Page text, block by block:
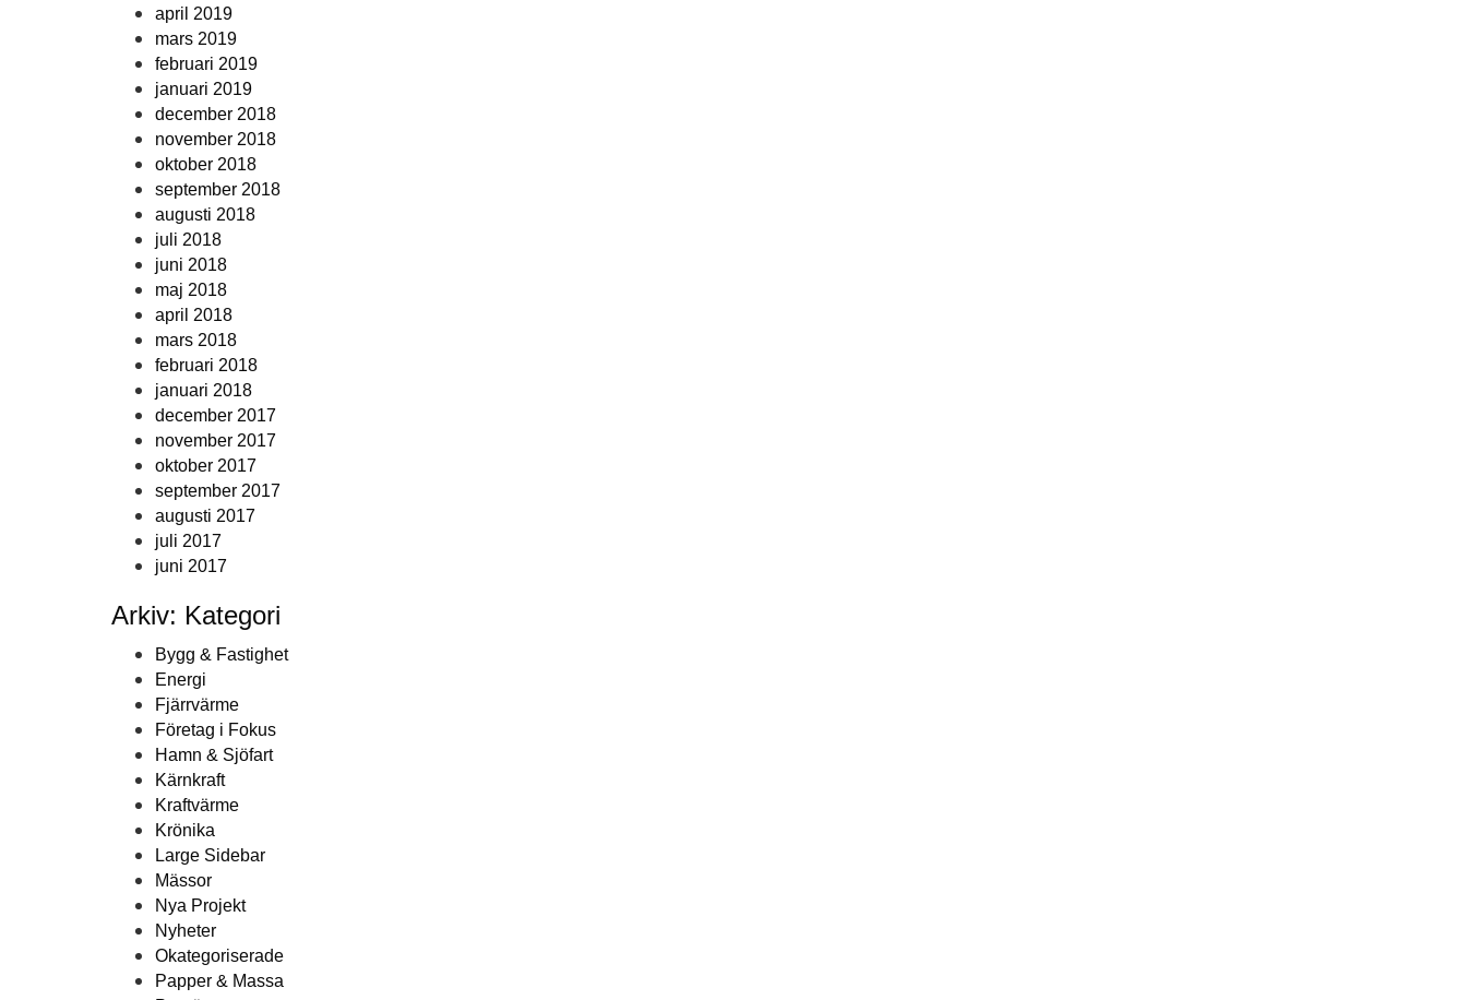
april 2019
mars 2019
februari 2019
januari 2019
december 2018
november 2018
oktober 2018
september 2018
augusti 2018
juli 2018
juni 2018
maj 2018
april 2018
mars 2018
februari 2018
januari 2018
december 2017
november 2017
oktober 2017
september 2017
augusti 2017
juli 2017
juni 2017
Arkiv: Kategori
Bygg & Fastighet
Energi
Fjärrvärme
Företag i Fokus
Hamn & Sjöfart
Kärnkraft
Kraftvärme
Krönika
Large Sidebar
Mässor
Nya Projekt
Nyheter
Okategoriserade
Papper & Massa